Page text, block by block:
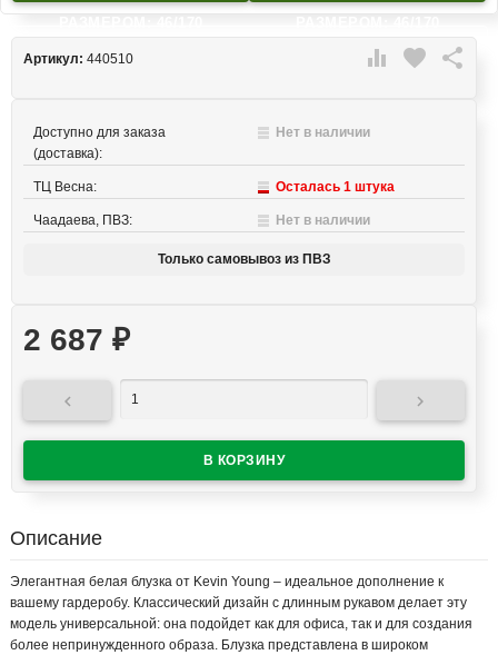
 favorite 
Артикул: 440510
Доступно для заказа
(доставка):
Нет в наличии
ТЦ Весна: Осталась 1 штука
Чаадаева, ПВЗ: Нет в наличии
Только самовывоз из ПВЗ
2 687 ₽
 
Описание
Элегантная белая блузка от Kevin Young – идеальное дополнение к
вашему гардеробу. Классический дизайн с длинным рукавом делает эту
модель универсальной: она подойдет как для офиса, так и для создания
более непринужденного образа. Блузка представлена в широком